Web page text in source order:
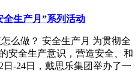
全生产月”系列活动
么做？ 安全生产月 为贯彻全
安全生产意识，营造安全、和
-24日，戴思乐集团举办了一